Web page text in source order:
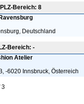
Bereich: 8
Deutschland
Bereich: -
Atelier
-6020 Innsbruck, Österreich
3